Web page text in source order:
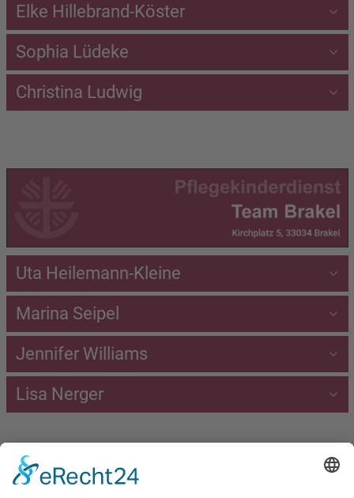
Elke Hillebrand-Köster
Sophia Lüdeke
Christina Ludwig
Uta Heilemann-Kleine
Marina Seipel
Jennifer Williams
Lisa Nerger